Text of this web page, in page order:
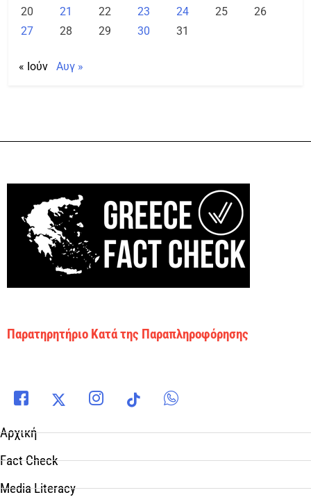
20
21 22 23 24 25
26
27
28 29 30 31
« Ιούν Αυγ »
Παρατηρητήριο Κατά της Παραπληροφόρησης
Αρχική
Fact Check
Media Literacy